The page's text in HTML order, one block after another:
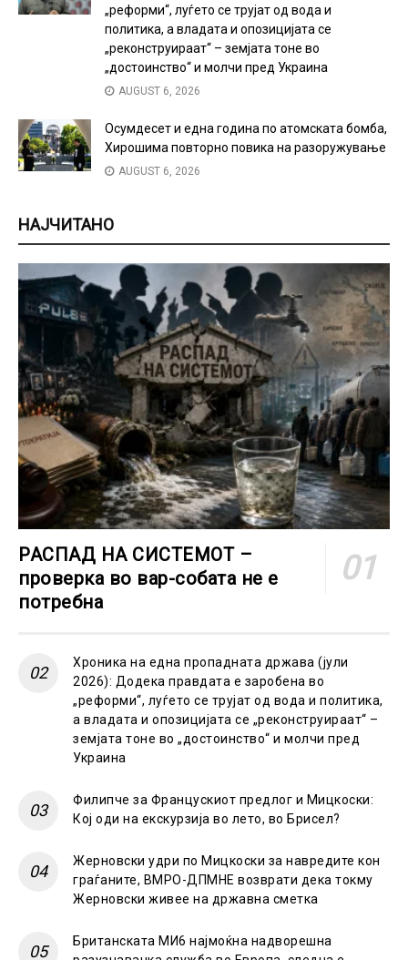
„реформи“, луѓето се трујат од вода и
политика, а владата и опозицијата се
„реконструираат“ – земјата тоне во
„достоинство“ и молчи пред Украина
AUGUST 6, 2026
Осумдесет и една година по атомската бомба,
Хирошима повторно повика на разоружување
AUGUST 6, 2026
НАЈЧИТАНО
РАСПАД НА СИСТЕМОТ –
проверка во вар-собата не е
потребна
Хроника на една пропадната држава (јули
2026): Додека правдата е заробена во
„реформи“, луѓето се трујат од вода и политика,
а владата и опозицијата се „реконструираат“ –
земјата тоне во „достоинство“ и молчи пред
Украина
Филипче за Францускиот предлог и Мицкоски:
Кој оди на екскурзија во лето, во Брисел?
Жерновски удри по Мицкоски за навредите кон
граѓаните, ВМРО-ДПМНЕ возврати дека токму
Жерновски живее на државна сметка
Британската МИ6 најмоќна надворешна